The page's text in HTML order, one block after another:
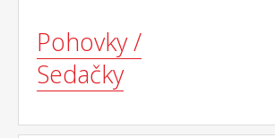
Pohovky /
Sedačky